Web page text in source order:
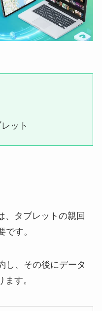
ット
、タブレットの親回
す。
し、その後にデータ
す。